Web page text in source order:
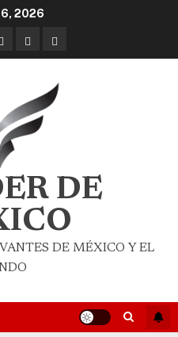
2026
DE
DE MÉXICO Y EL